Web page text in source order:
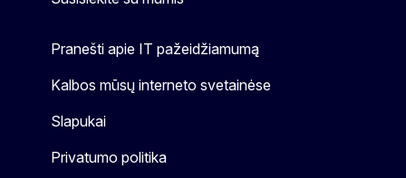
Pranešti apie IT pažeidžiamumą
Kalbos mūsų interneto svetainėse
Slapukai
Privatumo politika